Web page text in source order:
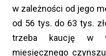
w zależności od jego
od 56 tys. do 63 tys.
trzeba kaucję w
miesięcznego